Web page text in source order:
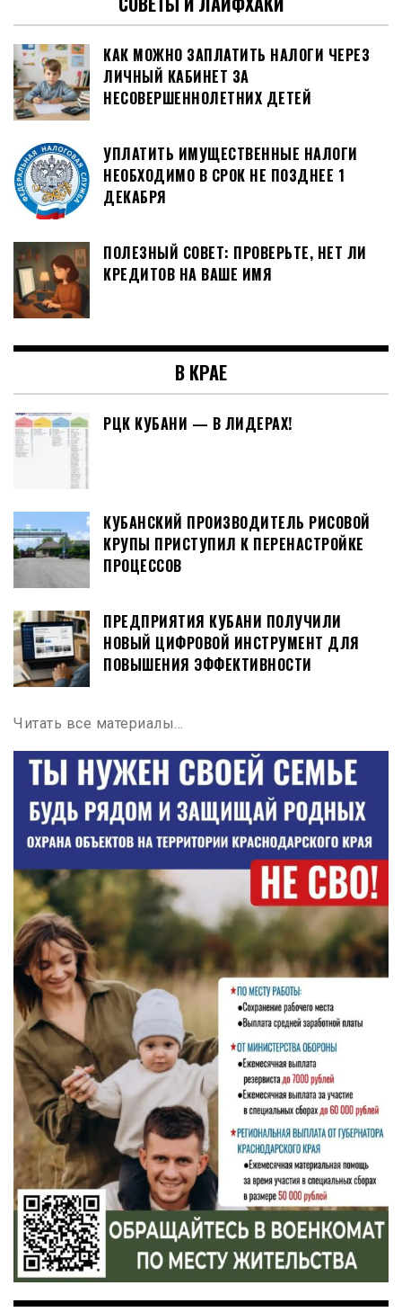
КАК МОЖНО ЗАПЛАТИТЬ НАЛОГИ ЧЕРЕЗ
ЛИЧНЫЙ КАБИНЕТ ЗА
НЕСОВЕРШЕННОЛЕТНИХ ДЕТЕЙ
УПЛАТИТЬ ИМУЩЕСТВЕННЫЕ НАЛОГИ
НЕОБХОДИМО В СРОК НЕ ПОЗДНЕЕ 1
ДЕКАБРЯ
ПОЛЕЗНЫЙ СОВЕТ: ПРОВЕРЬТЕ, НЕТ ЛИ
КРЕДИТОВ НА ВАШЕ ИМЯ
В КРАЕ
РЦК КУБАНИ — В ЛИДЕРАХ!
КУБАНСКИЙ ПРОИЗВОДИТЕЛЬ РИСОВОЙ
КРУПЫ ПРИСТУПИЛ К ПЕРЕНАСТРОЙКЕ
ПРОЦЕССОВ
ПРЕДПРИЯТИЯ КУБАНИ ПОЛУЧИЛИ
НОВЫЙ ЦИФРОВОЙ ИНСТРУМЕНТ ДЛЯ
ПОВЫШЕНИЯ ЭФФЕКТИВНОСТИ
Читать все материалы…